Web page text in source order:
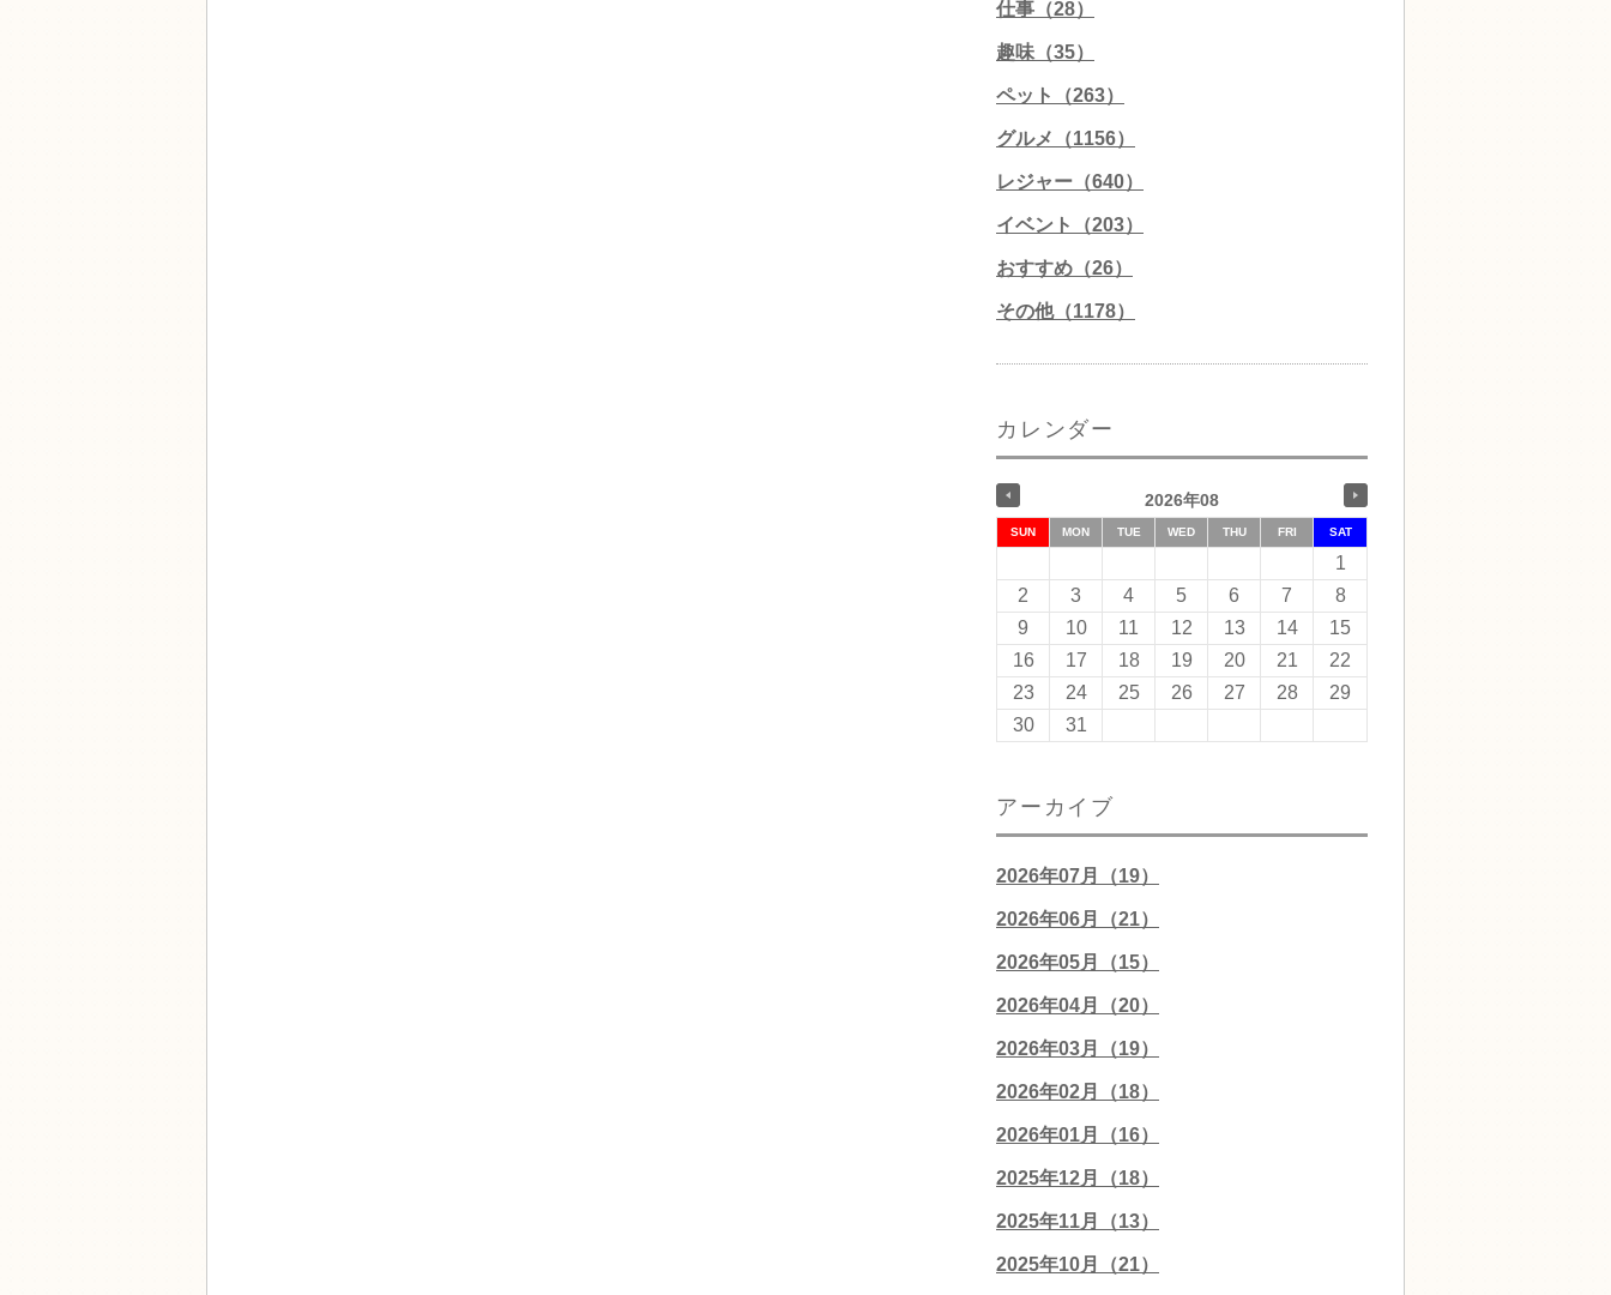
仕事（28）
趣味（35）
ペット（263）
グルメ（1156）
レジャー（640）
イベント（203）
おすすめ（26）
その他（1178）
カレンダー
2026年08
SUN MON TUE WED THU FRI SAT
1
2
3 4 5 6 7
8
9
10 11 12 13 14
15
16
17 18 19 20 21
22
23
24 25 26 27 28
29
30
31
アーカイブ
2026年07月（19）
2026年06月（21）
2026年05月（15）
2026年04月（20）
2026年03月（19）
2026年02月（18）
2026年01月（16）
2025年12月（18）
2025年11月（13）
2025年10月（21）